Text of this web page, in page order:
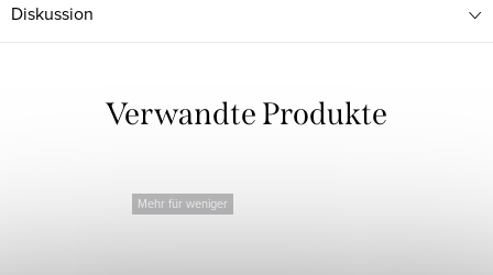
Diskussion
Verwandte Produkte
Mehr für weniger